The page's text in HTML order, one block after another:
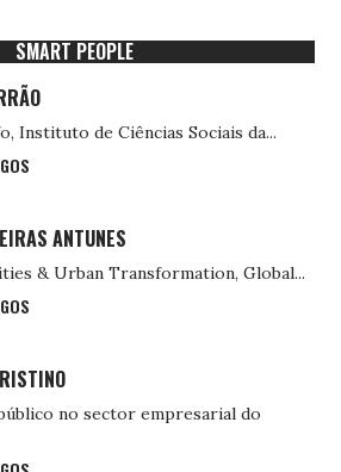
SMART PEOPLE
Instituto de Ciências Sociais da...
ANTUNES
& Urban Transformation, Global...
no sector empresarial do